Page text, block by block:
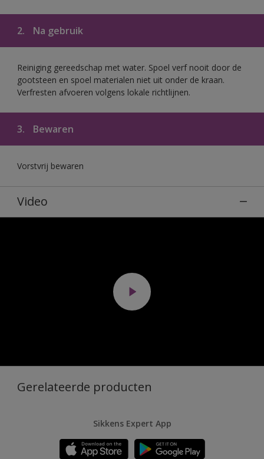
2. Na gebruik
Reiniging gereedschap met water. Spoel verf nooit door de
gootsteen en spoel materialen niet uit onder de kraan.
Verfresten afvoeren volgens lokale richtlijnen.
3. Bewaren
Vorstvrij bewaren
Video
Gerelateerde producten
Sikkens Expert App